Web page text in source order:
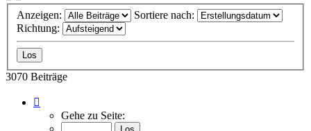
Anzeigen:
Sortiere nach:
Richtung:
3070 Beiträge
von
Gehe zu Seite: